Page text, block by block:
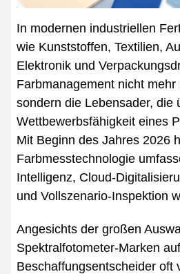
In modernen industriellen
wie Kunststoffen, Textilien,
Elektronik und
Farbmanagement nicht mehr
sondern die Lebensader, die
Wettbewerbsfähigkeit eines
Mit Beginn des Jahres 2026
Farbmesstechnologie
Intelligenz, Cloud-
und Vollszenario-Inspektion
Angesichts der großen
Spektralfotometer-Marken
Beschaffungsentscheider oft